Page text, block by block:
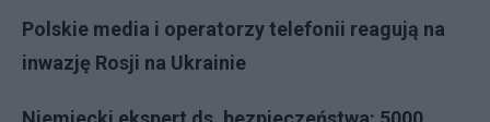
Polskie media i operatorzy telefonii reagują na
inwazję Rosji na Ukrainie